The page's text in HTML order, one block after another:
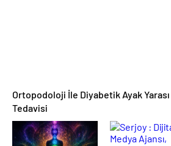
Ortopodoloji İle Diyabetik Ayak Yarası
Tedavisi